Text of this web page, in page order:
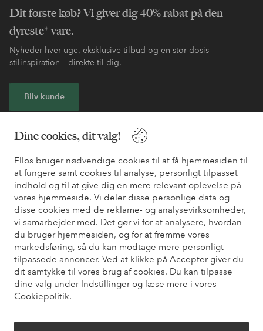
Dine cookies, dit valg!
Ellos bruger nødvendige cookies til at få hjemmesiden til
at fungere samt cookies til analyse, personligt tilpasset
indhold og til at give dig en mere relevant oplevelse på
vores hjemmeside. Vi deler disse personlige data og
disse cookies med de reklame- og analysevirksomheder,
vi samarbejder med. Det gør vi for at analysere, hvordan
du bruger hjemmesiden, og for at fremme vores
markedsføring, så du kan modtage mere personligt
tilpassede annoncer. Ved at klikke på Accepter giver du
dit samtykke til vores brug af cookies. Du kan tilpasse
dine valg under Indstillinger og læse mere i vores
Cookiepolitik.
Dit første køb? Vi giver dig 40% rabat på den
dyreste* vare.
Nyheder hver uge, eksklusive tilbud og en stor dosis
stilinspiration – direkte til dig.
Bliv kunde
Har du brug for hjælp?
Du kan finde svar på de oftest stillede spørgsmål i vores FAQ.
Du kan også finde oplysninger om, hvordan du kontakter os.
Kundeservice Bestilling Betalingsmåde
Mine sider